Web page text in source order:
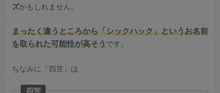
ズかもしれません。
まったく違うところから「シックハック」というお名前
を取られた可能性が高そうです。
ちなみに「四苦」は
四苦